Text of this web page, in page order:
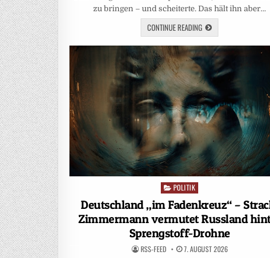
zu bringen – und scheiterte. Das hält ihn aber…
CONTINUE READING
Posted
in
POLITIK
Deutschland „im Fadenkreuz“ –
Zimmermann vermutet Russland
Sprengstoff-Drohne
RSS-FEED 7. AUGUST 2026